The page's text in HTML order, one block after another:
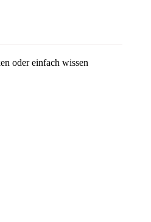
oder einfach wissen